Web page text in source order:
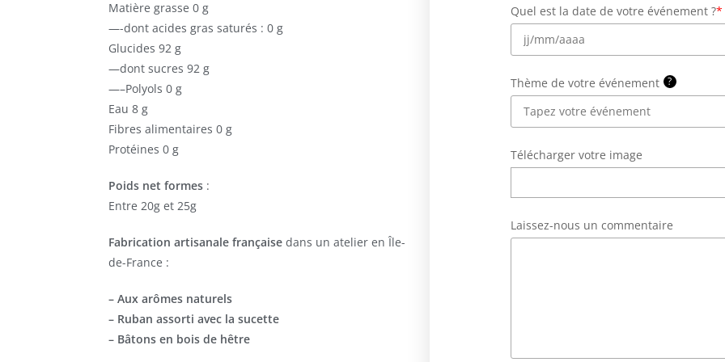
Matière grasse 0 g
—-dont acides gras saturés : 0 g
Glucides 92 g
—dont sucres 92 g
—–Polyols 0 g
Eau 8 g
Fibres alimentaires 0 g
Protéines 0 g
Poids net formes :
Entre 20g et 25g
Fabrication artisanale française dans un atelier en Île-
de-France :
– Aux arômes naturels
– Ruban assorti avec la sucette
– Bâtons en bois de hêtre
Quel est la date de votre événement ?*
Thème de votre événement ?
Télécharger votre image
Laissez-nous un commentaire